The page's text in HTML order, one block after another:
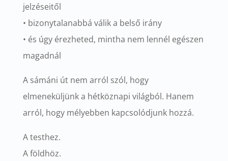
jelzéseitől
• bizonytalanabbá válik a belső irány
• és úgy érezheted, mintha nem lennél egészen
magadnál
A sámáni út nem arról szól, hogy
elmeneküljünk a hétköznapi világból. Hanem
arról, hogy mélyebben kapcsolódjunk hozzá.
A testhez.
A földhöz.